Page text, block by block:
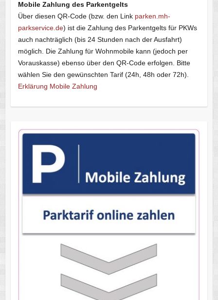
Mobile Zahlung des Parkentgelts
Über diesen QR-Code (bzw. den Link parken.mh-
parkservice.de) ist die Zahlung des Parkentgelts für PKWs
auch nachträglich (bis 24 Stunden nach der Ausfahrt)
möglich. Die Zahlung für Wohnmobile kann (jedoch per
Vorauskasse) ebenso über den QR-Code erfolgen. Bitte
wählen Sie den gewünschten Tarif (24h, 48h oder 72h).
Erklärung Mobile Zahlung